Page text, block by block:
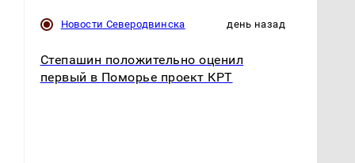
Новости Северодвинска день назад
Степашин положительно оценил
первый в Поморье проект КРТ